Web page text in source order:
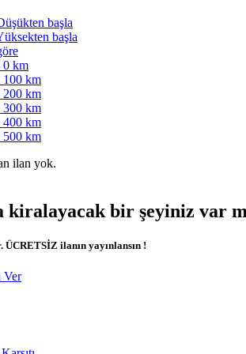
başla
başla
0 km
100 km
200 km
300 km
400 km
500 km
ilan yok.
kiralayacak bir şeyiniz var
ÜCRETSİZ ilanın yayınlansın !
Ver